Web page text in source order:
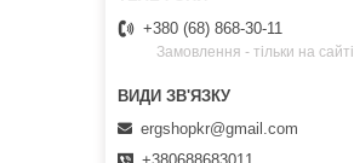
+380 (68) 868-30-11
Замовлення - тільки на сайті
ergshopkr@gmail.com